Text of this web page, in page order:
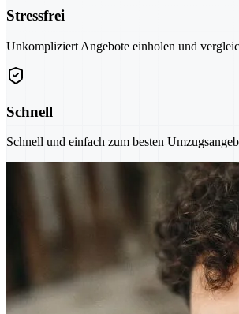
Stressfrei
Unkompliziert Angebote einholen und
Schnell
Schnell und einfach zum besten